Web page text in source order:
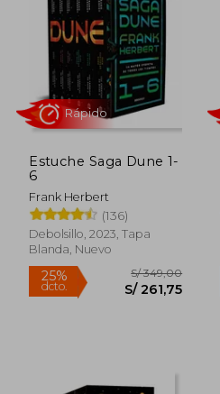
Estuche Saga Dune 1-
6
Frank Herbert
(136)
Debolsillo, 2023, Tapa
Blanda, Nuevo